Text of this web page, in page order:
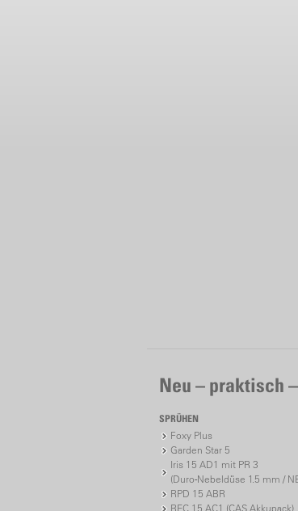
Neu – praktisch
SPRÜHEN
Foxy Plus
Garden Star 5
Iris 15 AD1 mit PR 3
(Duro-Nebeldüse 1.5 mm /
RPD 15 ABR
REC 15 AC1 (CAS Akkupack)